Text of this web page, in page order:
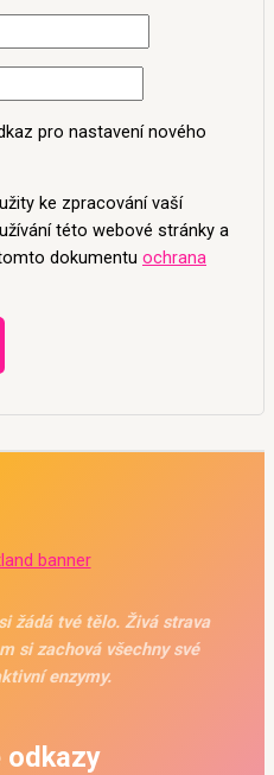
pro nastavení nového
ke zpracování vaší
této webové stránky a
dokumentu ochrana
žádá tvé tělo. Živá strava
si zachová všechny své
enzymy.
odkazy